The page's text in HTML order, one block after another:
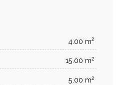
4.00 m2
15.00 m2
5.00 m2